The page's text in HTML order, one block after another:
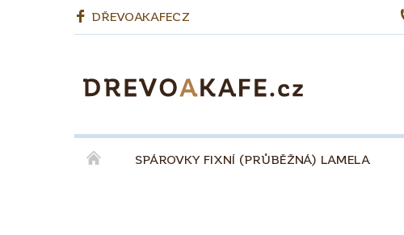
DŘEVOAKAFECZ
SPÁROVKY FIXNÍ (PRŮBĚŽNÁ) LAMELA